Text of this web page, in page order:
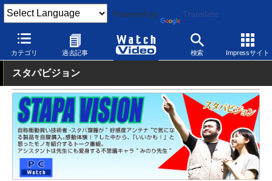
Powered by Translate
カテゴリ 過去記事 検索 Impressサイト
Watch Video モバイル スマートフォン iPhone
スタパビジョン